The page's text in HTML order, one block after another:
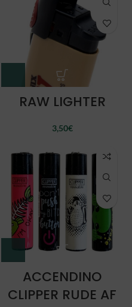
RAW LIGHTER
3,50€
ACCENDINO
CLIPPER RUDE AF